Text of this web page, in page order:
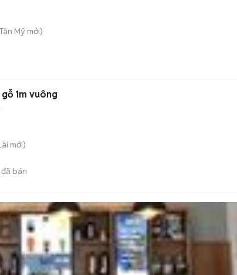
Mỹ mới)
1m vuông
mới)
đã bán